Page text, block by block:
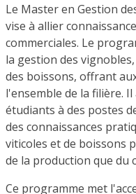
Le Master en Gestion
vise à allier
commerciales. Le
la gestion des
des boissons, offrant
l'ensemble de la filière.
étudiants à des postes
des connaissances
viticoles et de boissons
de la production que du
Ce programme met